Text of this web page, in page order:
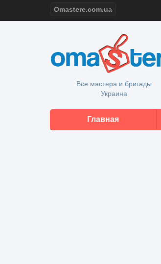
Omastere.com.ua
Все мастера и бригады
Украина
Главная